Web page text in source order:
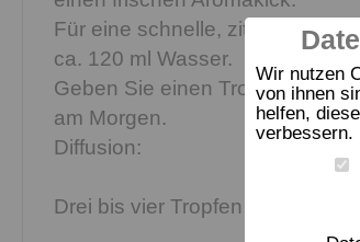
Wir nutzen
von ihnen
helfen,
verbessern.
Für eine schnelle, zitronige
ca. 120 ml Wasser.
Geben Sie einen Tropfen in
am Morgen.
Diffusion:
Drei bis vier Tropfen im Diffuser